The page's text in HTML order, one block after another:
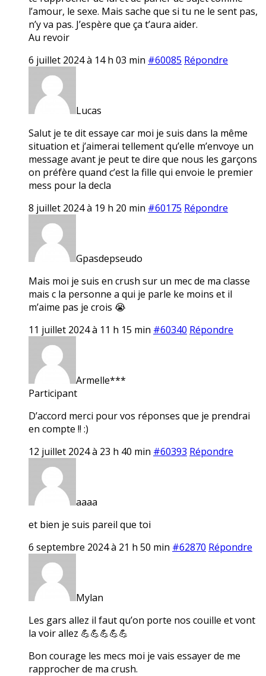
l’amour, le sexe. Mais sache que si tu ne le sent pas,
n’y va pas. J’espère que ça t’aura aider.
Au revoir
6 juillet 2024 à 14 h 03 min #60085 Répondre
Lucas
Salut je te dit essaye car moi je suis dans la même
situation et j’aimerai tellement qu’elle m’envoye un
message avant je peut te dire que nous les garçons
on préfère quand c’est la fille qui envoie le premier
mess pour la decla
8 juillet 2024 à 19 h 20 min #60175 Répondre
Gpasdepseudo
Mais moi je suis en crush sur un mec de ma classe
mais c la personne a qui je parle ke moins et il
m’aime pas je crois 😭
11 juillet 2024 à 11 h 15 min #60340 Répondre
Armelle***
Participant
D’accord merci pour vos réponses que je prendrai
en compte !! :)
12 juillet 2024 à 23 h 40 min #60393 Répondre
aaaa
et bien je suis pareil que toi
6 septembre 2024 à 21 h 50 min #62870 Répondre
Mylan
Les gars allez il faut qu’on porte nos couille et vont
la voir allez 💪💪💪💪💪
Bon courage les mecs moi je vais essayer de me
rapprocher de ma crush.